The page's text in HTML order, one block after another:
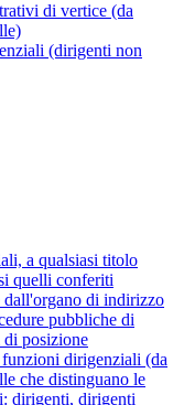
di vertice (da
(dirigenti non
a qualsiasi titolo
quelli conferiti
dall'organo di indirizzo
pubbliche di
di posizione
dirigenziali (da
che distinguano le
dirigenti, dirigenti